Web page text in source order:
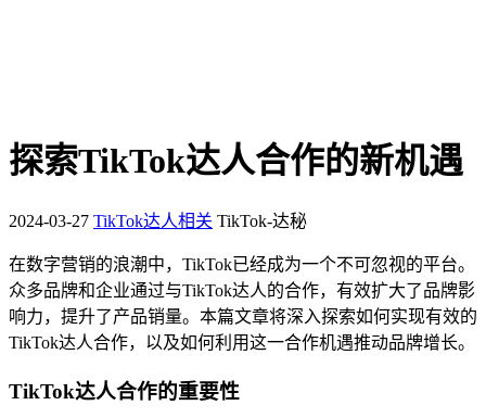
探索TikTok达人合作的新机遇
2024-03-27 TikTok达人相关 TikTok-达秘
在数字营销的浪潮中，TikTok已经成为一个不可忽视的平台。
众多品牌和企业通过与TikTok达人的合作，有效扩大了品牌影
响力，提升了产品销量。本篇文章将深入探索如何实现有效的
TikTok达人合作，以及如何利用这一合作机遇推动品牌增长。
TikTok达人合作的重要性